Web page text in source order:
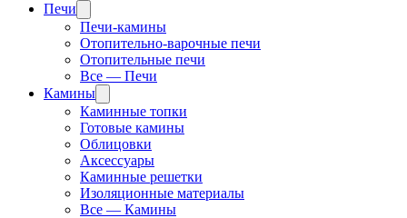
Печи
Печи-камины
Отопительно-варочные печи
Отопительные печи
Все — Печи
Камины
Каминные топки
Готовые камины
Облицовки
Аксессуары
Каминные решетки
Изоляционные материалы
Все — Камины